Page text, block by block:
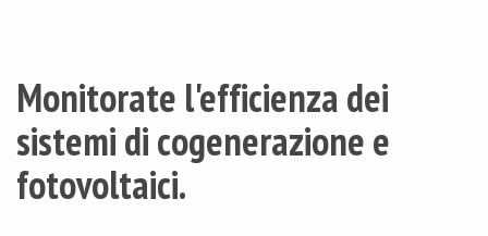
Monitorate l'efficienza dei
sistemi di cogenerazione e
fotovoltaici.